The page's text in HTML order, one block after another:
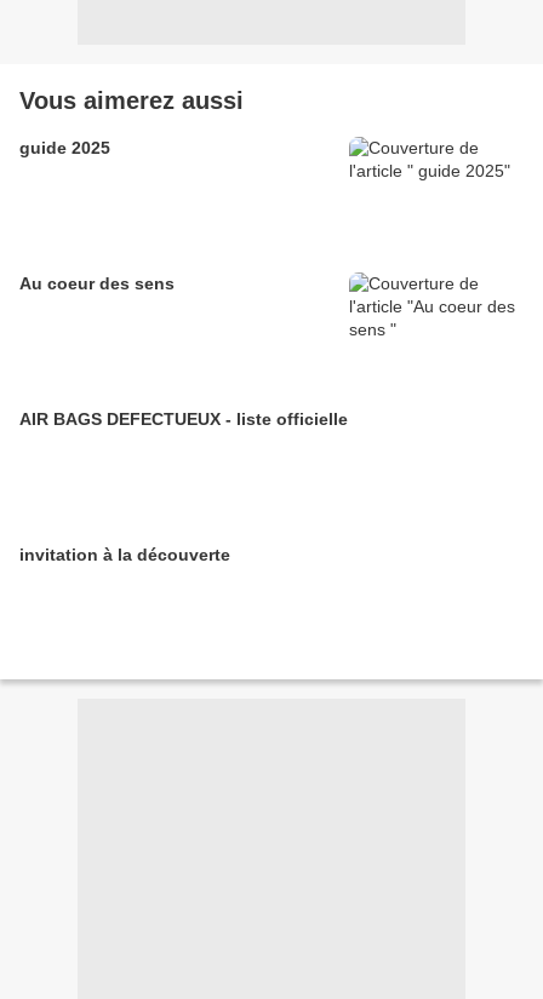
Vous aimerez aussi
guide 2025
Au coeur des sens
AIR BAGS DEFECTUEUX - liste officielle
invitation à la découverte